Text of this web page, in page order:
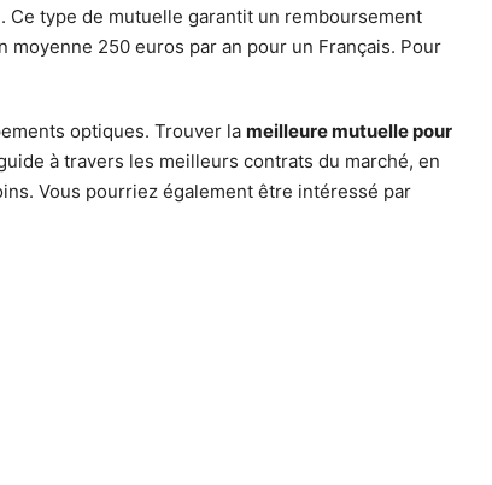
type de mutuelle garantit un remboursement
250 euros par an pour un Français. Pour
optiques. Trouver la meilleure mutuelle pour
à travers les meilleurs contrats du marché, en
Vous pourriez également être intéressé par